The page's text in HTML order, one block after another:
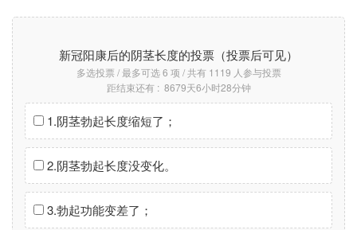
新冠阳康后的阴茎长度的投票（投票后可见）
多选投票 / 最多可选 6 项 / 共有 1119 人参与投票
距结束还有 : 8679天6小时28分钟
1.阴茎勃起长度缩短了；
2.阴茎勃起长度没变化。
3.勃起功能变差了；